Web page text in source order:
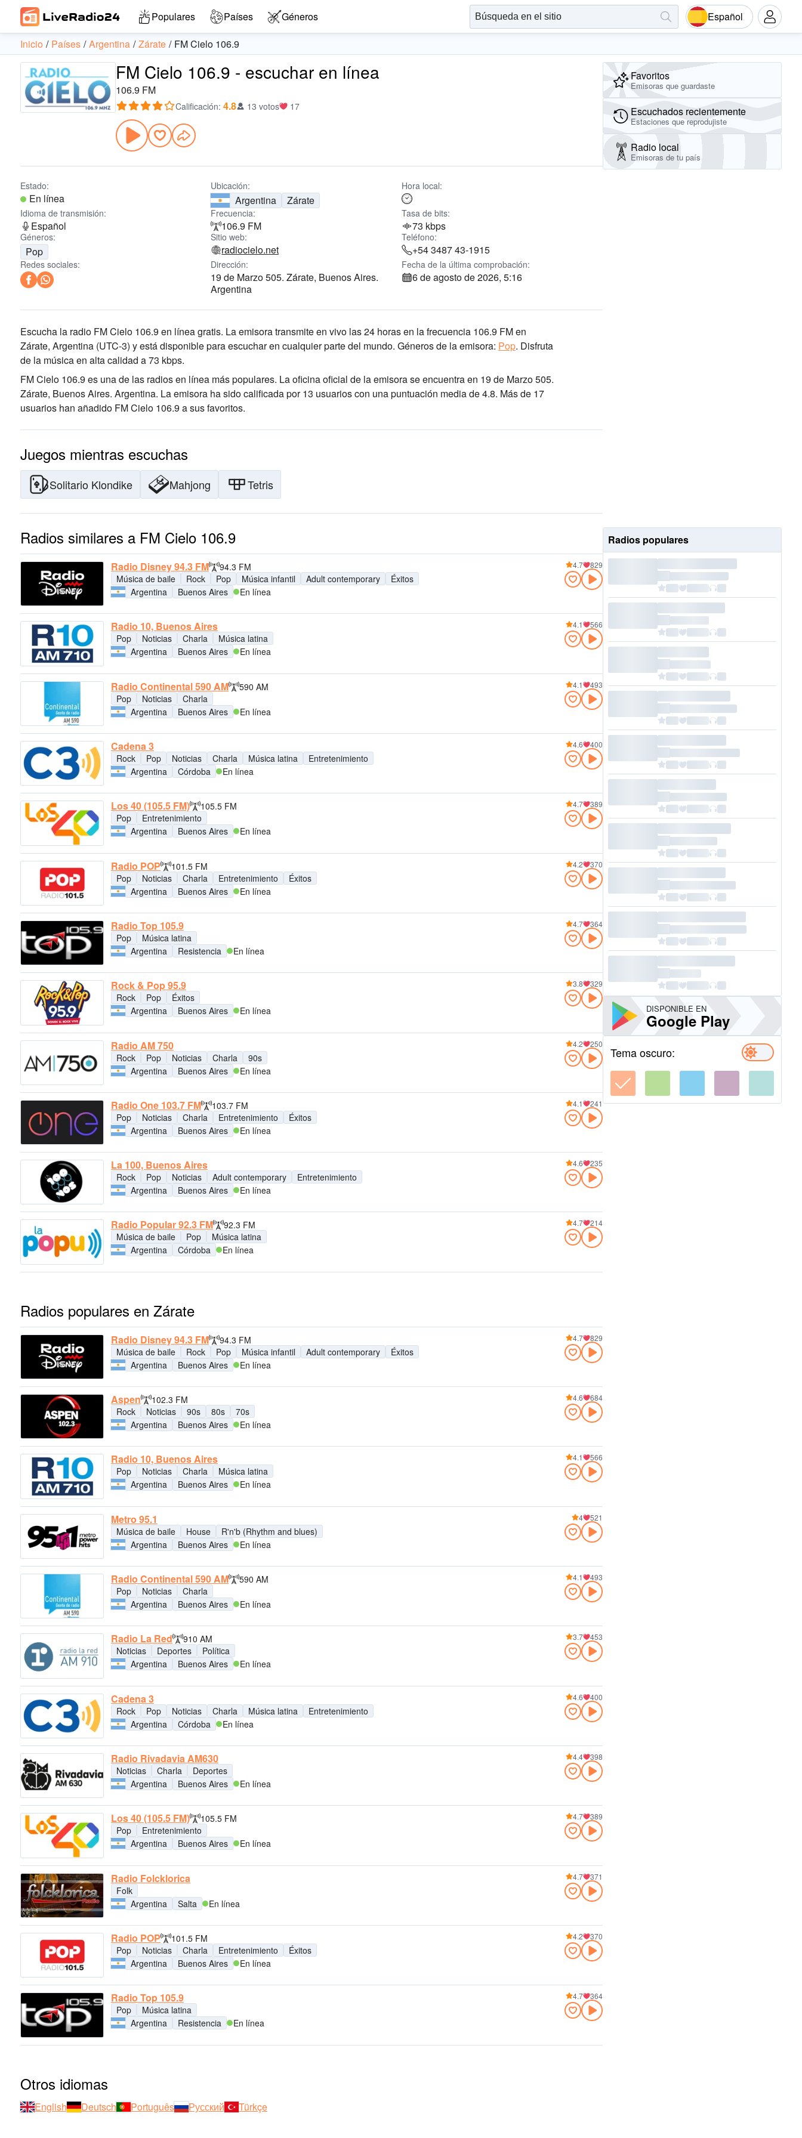
Populares Países Géneros Español
Inicio Países Argentina Zárate FM Cielo 106.9
FM Cielo 106.9 - escuchar en línea
106.9 FM
Calificación: 4.8 13 votos 17
Estado:
En línea
Ubicación:
Argentina Zárate
Hora local:
Idioma de transmisión:
Español
Frecuencia:
106.9 FM
Tasa de bits:
73 kbps
Géneros:
Pop
Sitio web:
radiocielo.net
Teléfono:
+54 3487 43-1915
Redes sociales: Dirección:
19 de Marzo 505. Zárate, Buenos Aires.
Argentina
Fecha de la última comprobación:
6 de agosto de 2026, 5:16
Escucha la radio FM Cielo 106.9 en línea gratis. La emisora transmite en vivo las 24 horasen la frecuencia 106.9 FMen
Zárate, Argentina (UTC-3) y está disponible para escuchar en cualquier parte del mundo. Géneros de la emisora: Pop. Disfruta
de la músicaen alta calidad a 73 kbps.
FM Cielo 106.9 es una de las radios en línea más populares. La oficina oficial de la emisora se encuentra en 19 de Marzo 505.
Zárate, Buenos Aires. Argentina. La emisora ha sido calificada por 13 usuarios con una puntuación media de 4.8. Más de 17
usuarios han añadido FM Cielo 106.9 a sus favoritos.
Juegos mientras escuchas
Solitario Klondike Mahjong Tetris
Radios similares a FM Cielo 106.9
Radio Disney 94.3 FM
94.3 FM
Música de baile
Rock Pop Música infantil Adult contemporary
Éxitos
Argentina
Buenos Aires En línea
4.7 829
Radio 10, Buenos Aires
Pop Noticias Charla
Música latina
Argentina
Buenos Aires En línea
4.1 566
Radio Continental 590 AM
590 AM
Pop
Noticias
Charla
Argentina
Buenos Aires En línea
4.1 493
Cadena 3
Rock Pop Noticias Charla Música latina
Entretenimiento
Argentina
Córdoba En línea
4.6 400
Los 40 (105.5 FM)
105.5 FM
Pop
Entretenimiento
Argentina
Buenos Aires En línea
4.7 389
Radio POP
101.5 FM
Pop
Noticias Charla Entretenimiento
Éxitos
Argentina
Buenos Aires En línea
4.2 370
Radio Top 105.9
Pop
Música latina
Argentina
Resistencia En línea
4.7 364
Rock & Pop 95.9
Rock Pop
Éxitos
Argentina
Buenos Aires En línea
3.8 329
Radio AM 750
Rock Pop Noticias Charla
90s
Argentina
Buenos Aires En línea
4.2 250
Radio One 103.7 FM
103.7 FM
Pop
Noticias Charla Entretenimiento
Éxitos
Argentina
Buenos Aires En línea
4.1 241
La 100, Buenos Aires
Rock Pop Noticias Adult contemporary
Entretenimiento
Argentina
Buenos Aires En línea
4.6 235
Radio Popular 92.3 FM
92.3 FM
Música de baile
Pop
Música latina
Argentina
Córdoba En línea
4.7 214
Radios populares en Zárate
Radio Disney 94.3 FM
94.3 FM
Música de baile
Rock Pop Música infantil Adult contemporary
Éxitos
Argentina
Buenos Aires En línea
4.7 829
Aspen
102.3 FM
Rock
Noticias 90s 80s
70s
Argentina
Buenos Aires En línea
4.6 684
Radio 10, Buenos Aires
Pop Noticias Charla
Música latina
Argentina
Buenos Aires En línea
4.1 566
Metro 95.1
Música de baile House
R'n'b (Rhythm and blues)
Argentina
Buenos Aires En línea
4 521
Radio Continental 590 AM
590 AM
Pop
Noticias
Charla
Argentina
Buenos Aires En línea
4.1 493
Radio La Red
910 AM
Noticias
Deportes
Política
Argentina
Buenos Aires En línea
3.7 453
Cadena 3
Rock Pop Noticias Charla Música latina
Entretenimiento
Argentina
Córdoba En línea
4.6 400
Radio Rivadavia AM630
Noticias Charla
Deportes
Argentina
Buenos Aires En línea
4.4 398
Los 40 (105.5 FM)
105.5 FM
Pop
Entretenimiento
Argentina
Buenos Aires En línea
4.7 389
Radio Folcklorica
Folk
Argentina
Salta En línea
4.7 371
Radio POP
101.5 FM
Pop
Noticias Charla Entretenimiento
Éxitos
Argentina
Buenos Aires En línea
4.2 370
Radio Top 105.9
Pop
Música latina
Argentina
Resistencia En línea
4.7 364
Otros idiomas
English Deutsch Português Русский Türkçe
Favoritos
Emisoras que guardaste
Escuchados recientemente
Estaciones que reprodujiste
Radio local
Emisoras de tu país
Radios populares
DISPONIBLE EN
Google Play
Tema oscuro: